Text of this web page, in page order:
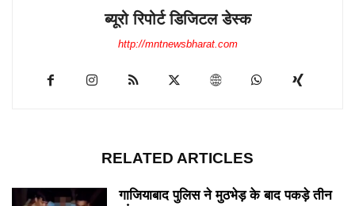
ब्यूरो रिपोर्ट डिजिटल डेस्क
http://mntnewsbharat.com
RELATED ARTICLES
गाजियाबाद पुलिस ने मुठभेड़ के बाद पकड़े तीन